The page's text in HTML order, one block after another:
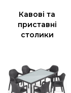
Кавові та
приставні
столики